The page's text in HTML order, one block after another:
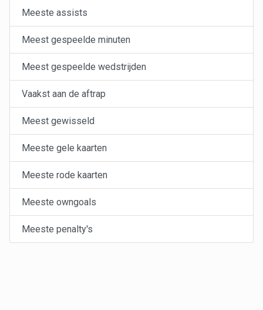
Meeste assists
Meest gespeelde minuten
Meest gespeelde wedstrijden
Vaakst aan de aftrap
Meest gewisseld
Meeste gele kaarten
Meeste rode kaarten
Meeste owngoals
Meeste penalty's